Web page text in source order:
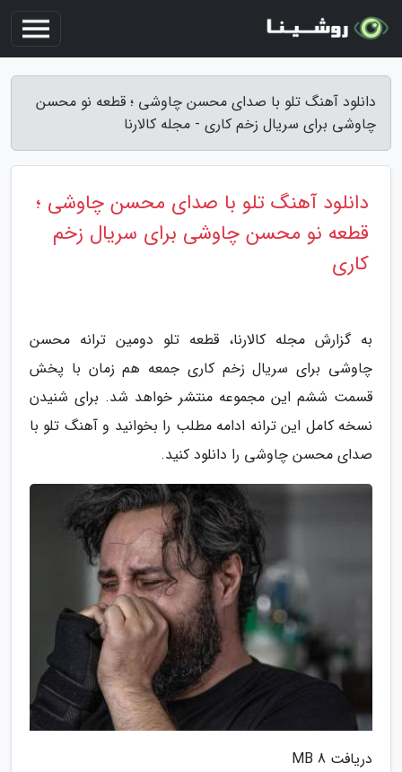
دانلود آهنگ تلو با صدای محسن چاوشی ؛ قطعه نو محسن
چاوشی برای سریال زخم کاری - مجله کالارنا
دانلود آهنگ تلو با صدای محسن چاوشی ؛
قطعه نو محسن چاوشی برای سریال زخم
کاری
به گزارش مجله کالارنا، قطعه تلو دومین ترانه محسن
چاوشی برای سریال زخم کاری جمعه هم زمان با پخش
قسمت ششم این مجموعه منتشر خواهد شد. برای شنیدن
نسخه کامل این ترانه ادامه مطلب را بخوانید و آهنگ تلو با
صدای محسن چاوشی را دانلود کنید.
دریافت 8 MB